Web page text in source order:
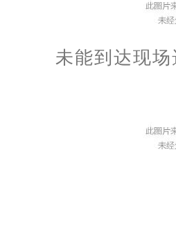
未能到达现